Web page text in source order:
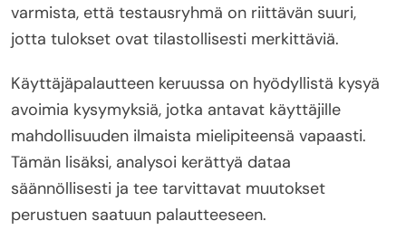
varmista, että testausryhmä on riittävän suuri,
jotta tulokset ovat tilastollisesti merkittäviä.
Käyttäjäpalautteen keruussa on hyödyllistä kysyä
avoimia kysymyksiä, jotka antavat käyttäjille
mahdollisuuden ilmaista mielipiteensä vapaasti.
Tämän lisäksi, analysoi kerättyä dataa
säännöllisesti ja tee tarvittavat muutokset
perustuen saatuun palautteeseen.